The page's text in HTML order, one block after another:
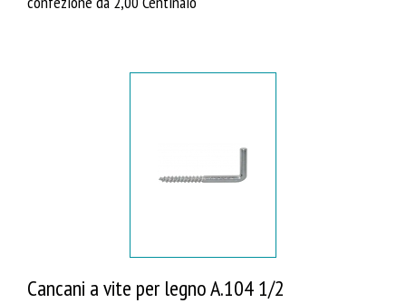
Cancani a vite per legno A.104 1/2